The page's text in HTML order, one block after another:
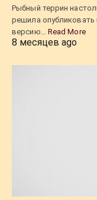
Рыбный террин
решила
версию… Read More
8 месяцев ago